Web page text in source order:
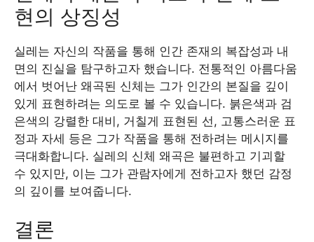
현의 상징성
실레는 자신의 작품을 통해 인간 존재의 복잡성과 내
면의 진실을 탐구하고자 했습니다. 전통적인 아름다움
에서 벗어난 왜곡된 신체는 그가 인간의 본질을 깊이
있게 표현하려는 의도로 볼 수 있습니다. 붉은색과 검
은색의 강렬한 대비, 거칠게 표현된 선, 고통스러운 표
정과 자세 등은 그가 작품을 통해 전하려는 메시지를
극대화합니다. 실레의 신체 왜곡은 불편하고 기괴할
수 있지만, 이는 그가 관람자에게 전하고자 했던 감정
의 깊이를 보여줍니다.
결론